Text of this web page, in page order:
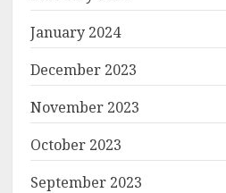
January 2024
December 2023
November 2023
October 2023
September 2023